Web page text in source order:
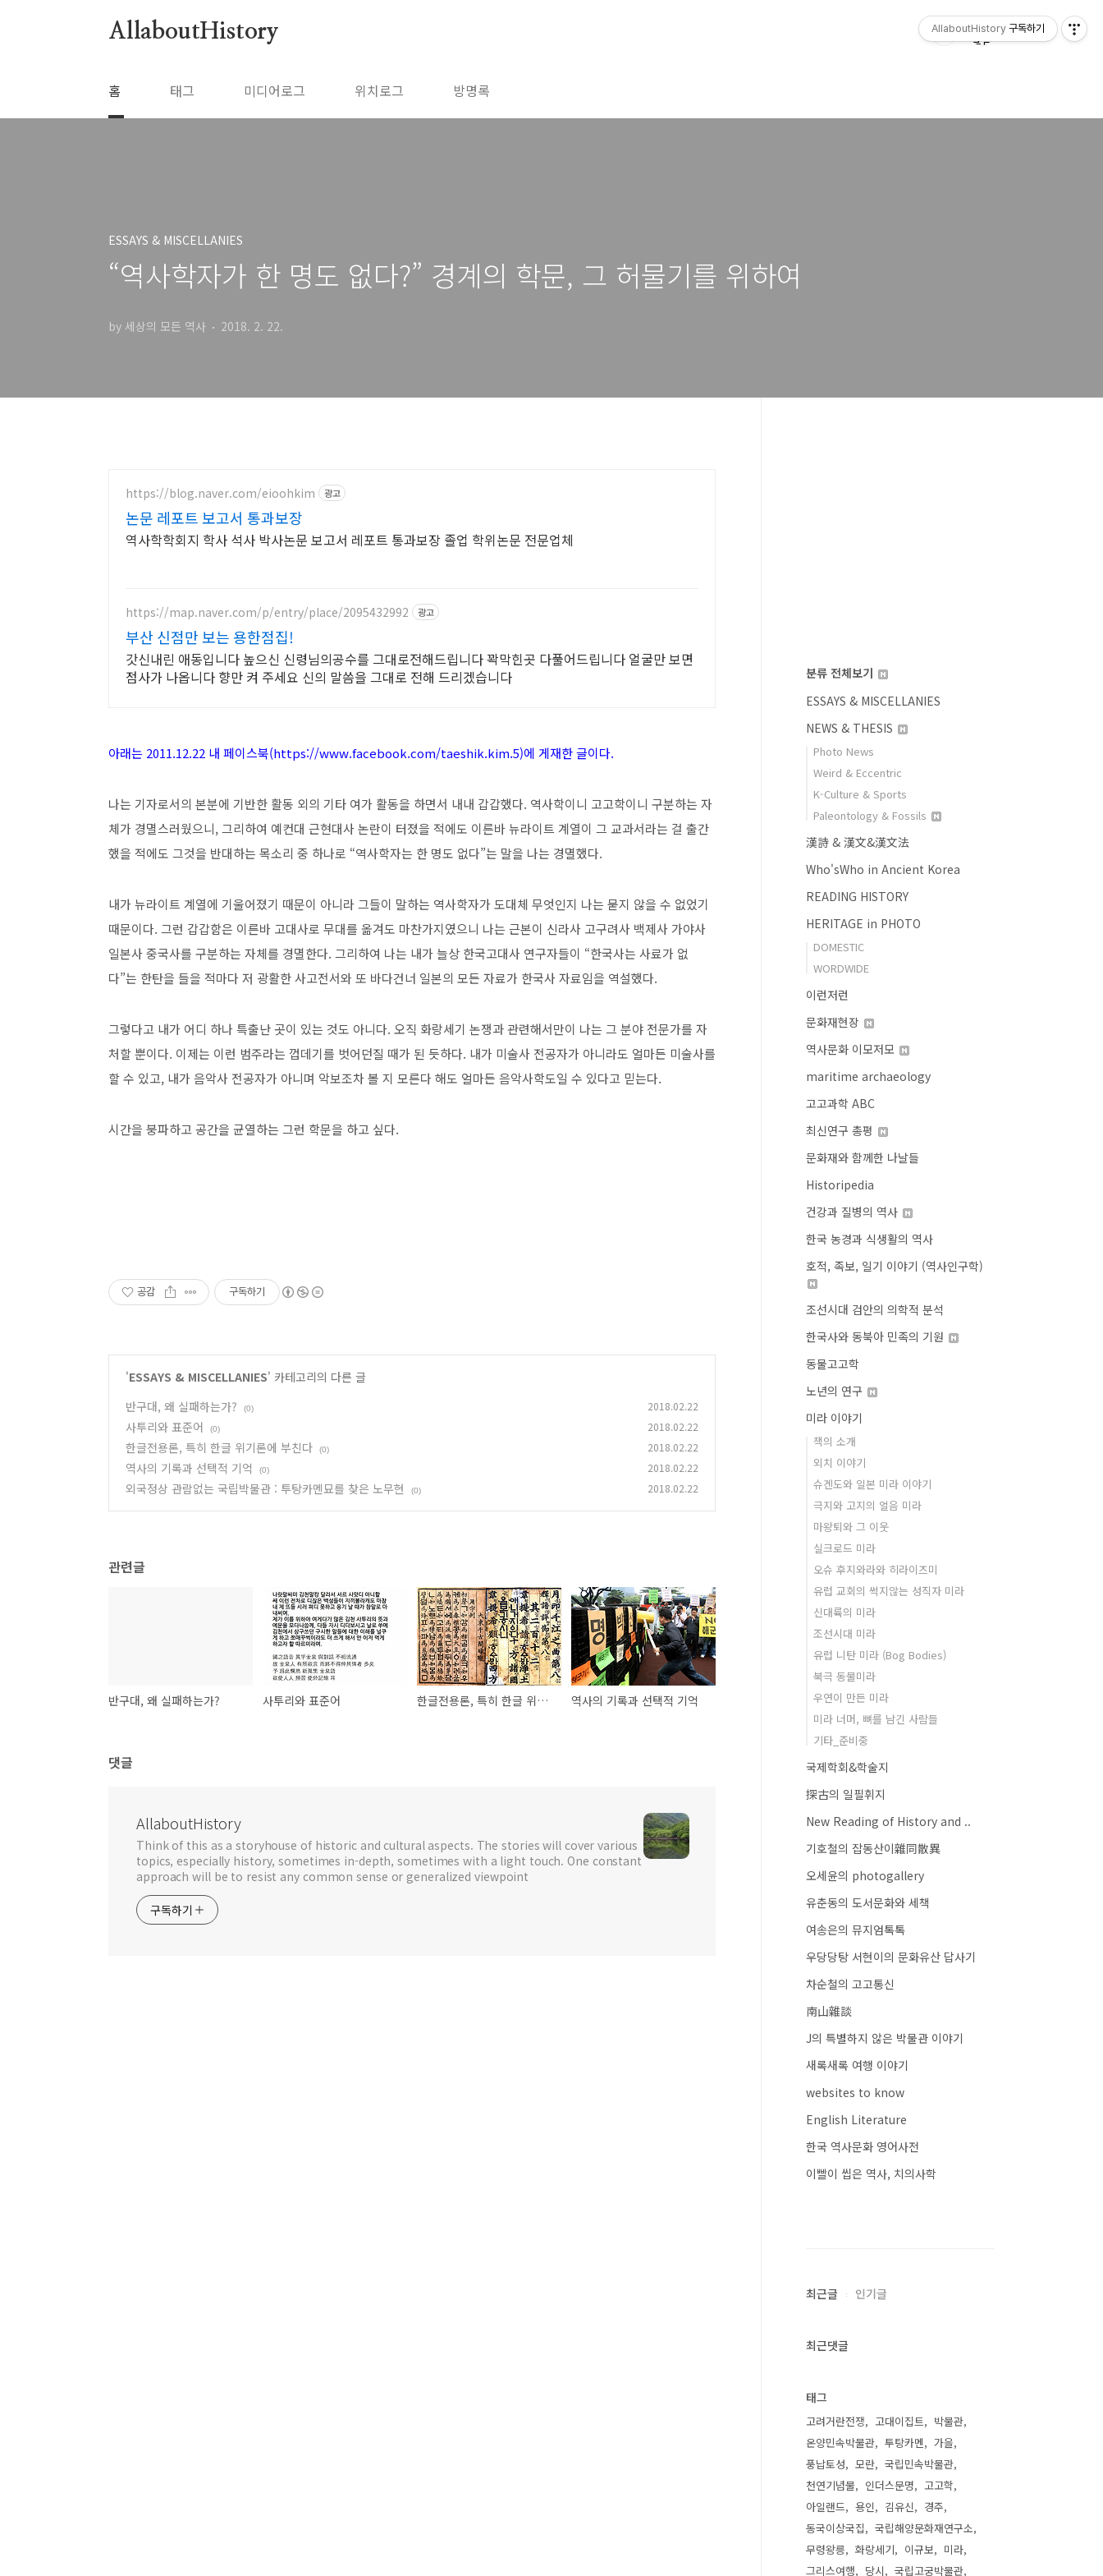
AllaboutHistory
홈 태그 미디어로그 위치로그 방명록
ESSAYS & MISCELLANIES
“역사학자가 한 명도 없다?” 경계의 학문, 그 허물기를 위하여
by 세상의 모든 역사 2018. 2. 22.
https://blog.naver.com/eioohkim 광고
논문 레포트 보고서 통과보장
역사학학회지 학사 석사 박사논문 보고서 레포트 통과보장 졸업 학위논문 전문업체
https://map.naver.com/p/entry/place/2095432992 광고
부산 신점만 보는 용한점집!
갓신내린 애동입니다 높으신 신령님의공수를 그대로전해드립니다 꽉막힌곳 다풀어드립니다 얼굴만 보면
점사가 나옵니다 향만 켜 주세요 신의 말씀을 그대로 전해 드리겠습니다
아래는 2011.12.22 내 페이스북(https://www.facebook.com/taeshik.kim.5)에 게재한 글이다.
나는 기자로서의 본분에 기반한 활동 외의 기타 여가 활동을 하면서 내내 갑갑했다. 역사학이니 고고학이니 구분하는 자
체가 경멸스러웠으니, 그리하여 예컨대 근현대사 논란이 터졌을 적에도 이른바 뉴라이트 계열이 그 교과서라는 걸 출간
했을 적에도 그것을 반대하는 목소리 중 하나로 “역사학자는 한 명도 없다”는 말을 나는 경멸했다.
내가 뉴라이트 계열에 기울어졌기 때문이 아니라 그들이 말하는 역사학자가 도대체 무엇인지 나는 묻지 않을 수 없었기
때문이다. 그런 갑갑함은 이른바 고대사로 무대를 옮겨도 마찬가지였으니 나는 근본이 신라사 고구려사 백제사 가야사
일본사 중국사를 구분하는 자체를 경멸한다. 그리하여 나는 내가 늘상 한국고대사 연구자들이 “한국사는 사료가 없
다”는 한탄을 들을 적마다 저 광활한 사고전서와 또 바다건너 일본의 모든 자료가 한국사 자료임을 역설했다.
그렇다고 내가 어디 하나 특출난 곳이 있는 것도 아니다. 오직 화랑세기 논쟁과 관련해서만이 나는 그 분야 전문가를 자
처할 뿐이다. 이제는 이런 범주라는 껍데기를 벗어던질 때가 된 듯하다. 내가 미술사 전공자가 아니라도 얼마든 미술사를
할 수 있고, 내가 음악사 전공자가 아니며 악보조차 볼 지 모른다 해도 얼마든 음악사학도일 수 있다고 믿는다.
시간을 붕파하고 공간을 균열하는 그런 학문을 하고 싶다.
공감 구독하기
'ESSAYS & MISCELLANIES' 카테고리의 다른 글
반구대, 왜 실패하는가?
(0) 2018.02.22
사투리와 표준어 (0) 2018.02.22
한글전용론, 특히 한글 위기론에 부친다 (0) 2018.02.22
역사의 기록과 선택적 기억 (0) 2018.02.22
외국정상 관람없는 국립박물관 : 투탕카멘묘를 찾은 노무현 (0) 2018.02.22
관련글
반구대, 왜 실패하는가? 사투리와 표준어 한글전용론, 특히 한글 위기론에 부친다 역사의 기록과 선택적 기억
댓글
AllaboutHistory
Think of this as a storyhouse of historic and cultural aspects. The stories will cover various
topics, especially history, sometimes in-depth, sometimes with a light touch. One constant
approach will be to resist any common sense or generalized viewpoint
구독하기
분류 전체보기
ESSAYS & MISCELLANIES
NEWS & THESIS
Photo News
Weird & Eccentric
K-Culture & Sports
Paleontology & Fossils
漢詩 & 漢文&漢文法
Who'sWho in Ancient Korea
READING HISTORY
HERITAGE in PHOTO
DOMESTIC
WORDWIDE
이런저런
문화재현장
역사문화 이모저모
maritime archaeology
고고과학 ABC
최신연구 총평
문화재와 함께한 나날들
Historipedia
건강과 질병의 역사
한국 농경과 식생활의 역사
호적, 족보, 일기 이야기 (역사인구학)
조선시대 검안의 의학적 분석
한국사와 동북아 민족의 기원
동물고고학
노년의 연구
미라 이야기
책의 소개
외치 이야기
슈겐도와 일본 미라 이야기
극지와 고지의 얼음 미라
마왕퇴와 그 이웃
실크로드 미라
오슈 후지와라와 히라이즈미
유럽 교회의 썩지않는 성직자 미라
신대륙의 미라
조선시대 미라
유럽 니탄 미라 (Bog Bodies)
북극 동물미라
우연이 만든 미라
미라 너머, 뼈를 남긴 사람들
기타_준비중
국제학회&학술지
探古의 일필휘지
New Reading of History and ..
기호철의 잡동산이雜同散異
오세윤의 photogallery
유춘동의 도서문화와 세책
여송은의 뮤지엄톡톡
우당당탕 서현이의 문화유산 답사기
차순철의 고고통신
南山雜談
J의 특별하지 않은 박물관 이야기
새록새록 여행 이야기
websites to know
English Literature
한국 역사문화 영어사전
이빨이 씹은 역사, 치의사학
최근글 인기글
최근댓글
태그
고려거란전쟁 고대이집트
박물관
온양민속박물관
투탕카멘
가을
풍납토성
모란
국립민속박물관
천연기념물
인더스문명
고고학
아일랜드
용인 김유신
경주
동국이상국집
국립해양문화재연구소
무령왕릉
화랑세기 이규보
미라
그리스여행
당시 국립고궁박물관
AllaboutHistory 구독하기